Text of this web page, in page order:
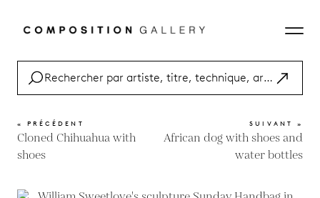
« PRÉCÉDENT
Cloned Chihuahua with
shoes
SUIVANT »
African dog with shoes and
water bottles